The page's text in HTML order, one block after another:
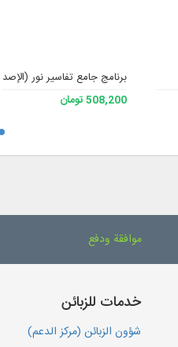
برنامج جامع تفاسير نور (الإصدار 4)
508,200 تومان
موافقة ودفع
خدمات للزبائن
شؤون الزبائن (مركز الدعم)